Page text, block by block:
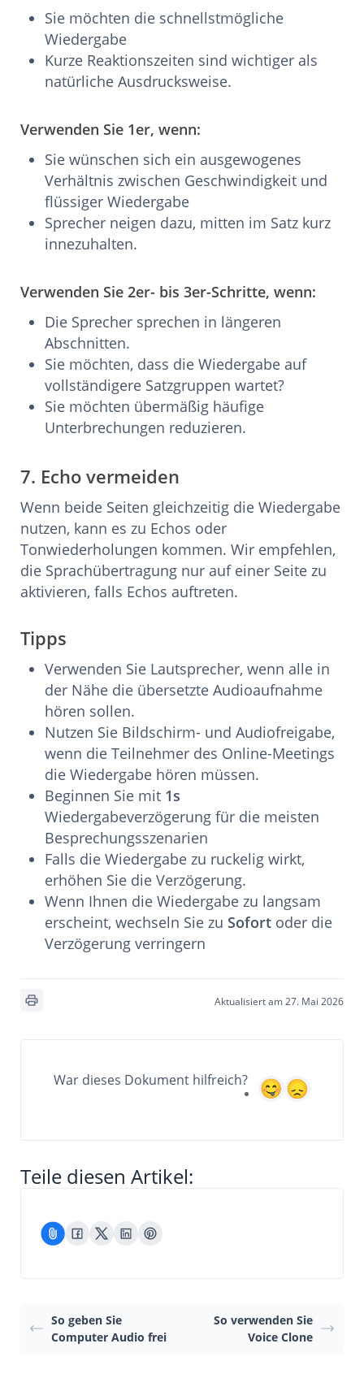
Sie möchten die schnellstmögliche
Wiedergabe
Kurze Reaktionszeiten sind wichtiger als
natürliche Ausdrucksweise.
Verwenden Sie 1er, wenn:
Sie wünschen sich ein ausgewogenes
Verhältnis zwischen Geschwindigkeit und
flüssiger Wiedergabe
Sprecher neigen dazu, mitten im Satz kurz
innezuhalten.
Verwenden Sie 2er- bis 3er-Schritte, wenn:
Die Sprecher sprechen in längeren
Abschnitten.
Sie möchten, dass die Wiedergabe auf
vollständigere Satzgruppen wartet?
Sie möchten übermäßig häufige
Unterbrechungen reduzieren.
7. Echo vermeiden
Wenn beide Seiten gleichzeitig die Wiedergabe
nutzen, kann es zu Echos oder
Tonwiederholungen kommen. Wir empfehlen,
die Sprachübertragung nur auf einer Seite zu
aktivieren, falls Echos auftreten.
Tipps
Verwenden Sie Lautsprecher, wenn alle in
der Nähe die übersetzte Audioaufnahme
hören sollen.
Nutzen Sie Bildschirm- und Audiofreigabe,
wenn die Teilnehmer des Online-Meetings
die Wiedergabe hören müssen.
Beginnen Sie mit 1s
Wiedergabeverzögerung für die meisten
Besprechungsszenarien
Falls die Wiedergabe zu ruckelig wirkt,
erhöhen Sie die Verzögerung.
Wenn Ihnen die Wiedergabe zu langsam
erscheint, wechseln Sie zu Sofort oder die
Verzögerung verringern
Aktualisiert am 27. Mai 2026
War dieses Dokument hilfreich?
Teile diesen Artikel:
So geben Sie
Computer Audio frei
So verwenden Sie
Voice Clone